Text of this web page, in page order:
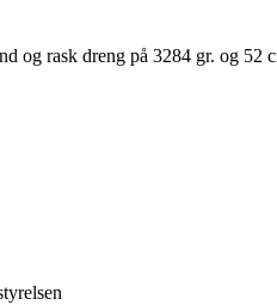
og rask dreng på 3284 gr. og 52